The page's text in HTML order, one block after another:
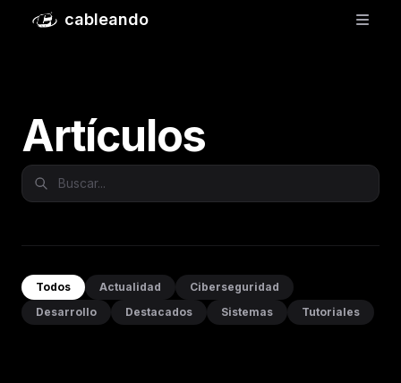
cableando
Artículos
Todos Actualidad
Ciberseguridad
Desarrollo
Destacados Sistemas Tutoriales